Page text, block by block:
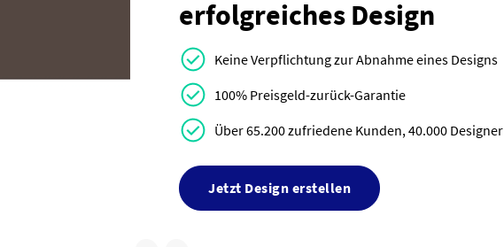
erfolgreiches Design
Keine Verpflichtung zur Abnahme eines Designs
100% Preisgeld-zurück-Garantie
Über 65.200 zufriedene Kunden, 40.000 Designer
Jetzt Design erstellen